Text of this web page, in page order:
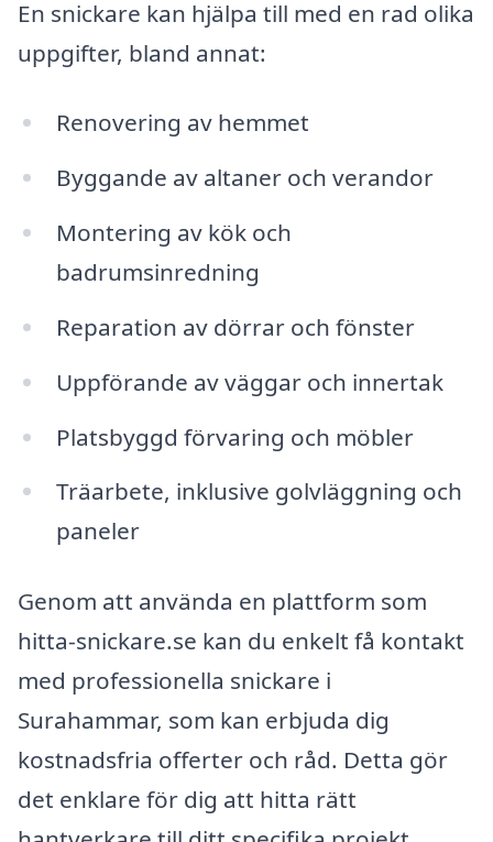
En snickare kan hjälpa till med en rad olika
uppgifter, bland annat:
Renovering av hemmet
Byggande av altaner och verandor
Montering av kök och
badrumsinredning
Reparation av dörrar och fönster
Uppförande av väggar och innertak
Platsbyggd förvaring och möbler
Träarbete, inklusive golvläggning och
paneler
Genom att använda en plattform som
hitta-snickare.se kan du enkelt få kontakt
med professionella snickare i
Surahammar, som kan erbjuda dig
kostnadsfria offerter och råd. Detta gör
det enklare för dig att hitta rätt